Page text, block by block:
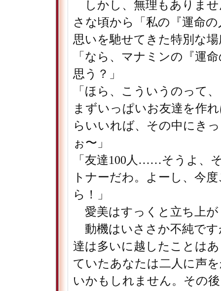
しかし、無理もありませ
さな頃から「私の『運命
思いを馳せてきた特別な
「なら、マナミンの『運
思う？」
「ほら、こういうのって
まずいっぱいお友達を作
らいいれば、その中にき
ぉ〜」
「友達100人……そうよ、
トナーだわ。よーし、今
ら！」
愛美はすっくと立ち上が
動機はいささか不純です
達は多いに越したことは
ていたあなたは二人に声
いかもしれません。その